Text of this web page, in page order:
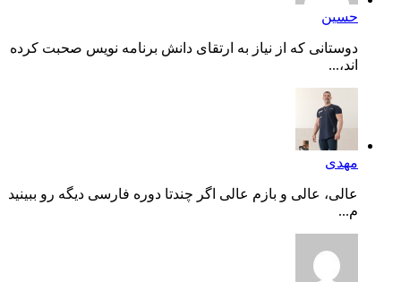
حسین
دوستانی که از نیاز به ارتقای دانش برنامه نویس صحبت کرده
اند،...
مهدی
عالی، عالی و بازم عالی اگر چندتا دوره فارسی دیگه رو ببینید
م...